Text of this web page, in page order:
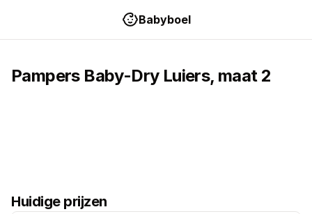
Babyboel
Pampers Baby-Dry Luiers, maat 2
Huidige prijzen